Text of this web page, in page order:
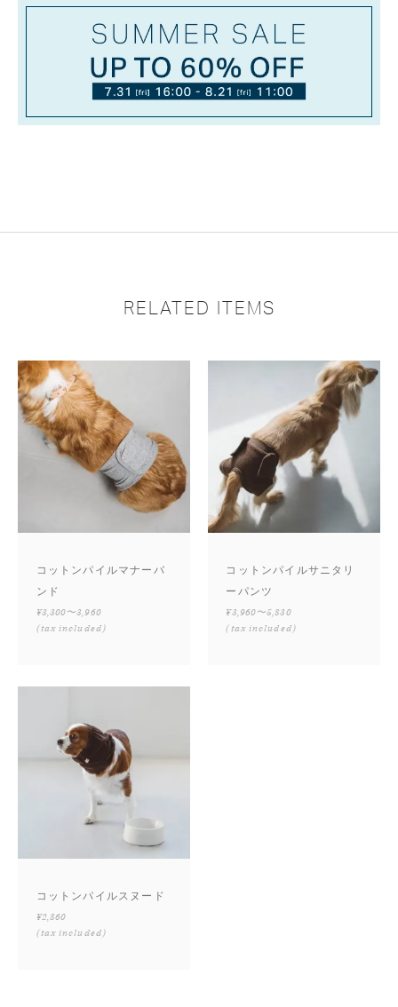
RELATED ITEMS
コットンパイルマナーバ
ンド
¥3,300〜3,960
(tax included)
コットンパイルサニタリ
ーパンツ
¥3,960〜5,830
(tax included)
コットンパイルスヌード
¥2,860
(tax included)